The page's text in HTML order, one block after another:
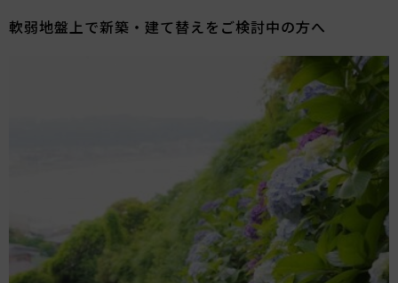
軟弱地盤上で新築・建て替えをご検討中の方へ